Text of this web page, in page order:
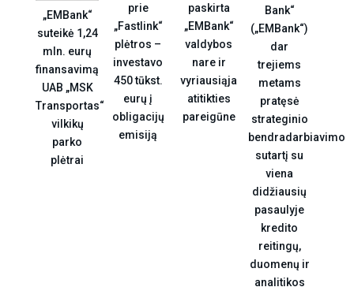
„EMBank“
suteikė 1,24
mln. eurų
finansavimą
UAB „MSK
Transportas“
vilkikų
parko
plėtrai
prie
„Fastlink“
plėtros –
investavo
450 tūkst.
eurų į
obligacijų
emisiją
paskirta
„EMBank“
valdybos
nare ir
vyriausiąja
atitikties
pareigūne
Bank“
(„EMBank“)
dar
trejiems
metams
pratęsė
strateginio
bendradarbiavimo
sutartį su
viena
didžiausių
pasaulyje
kredito
reitingų,
duomenų ir
analitikos